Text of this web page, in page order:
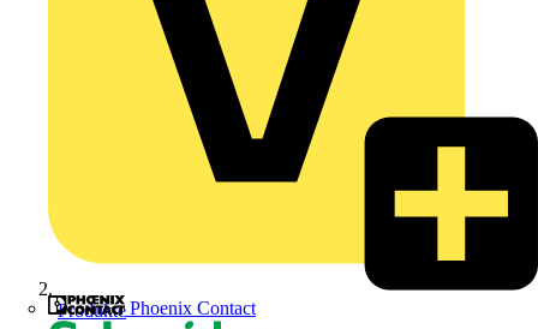
Phoenix Contact
Produkte